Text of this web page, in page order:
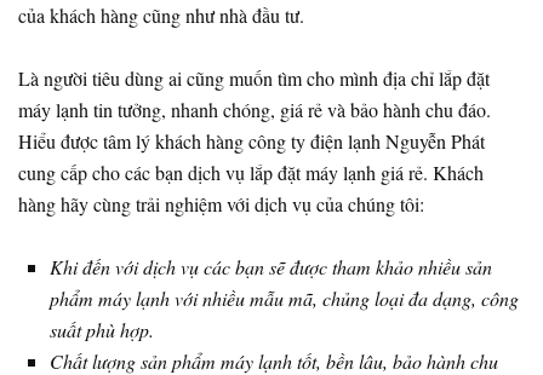
của khách hàng cũng như nhà đầu tư.
Là người tiêu dùng ai cũng muốn tìm cho mình địa chỉ lắp đặt
máy lạnh tin tưởng, nhanh chóng, giá rẻ và bảo hành chu đáo.
Hiểu được tâm lý khách hàng công ty điện lạnh Nguyễn Phát
cung cấp cho các bạn dịch vụ lắp đặt máy lạnh giá rẻ. Khách
hàng hãy cùng trải nghiệm với dịch vụ của chúng tôi:
Khi đến với dịch vụ các bạn sẽ được tham khảo nhiều sản
phẩm máy lạnh với nhiều mẫu mã, chủng loại đa dạng, công
suất phù hợp.
Chất lượng sản phẩm máy lạnh tốt, bền lâu, bảo hành chu